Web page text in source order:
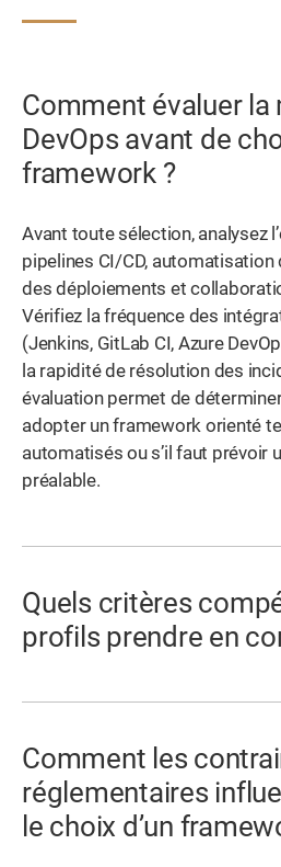
Comment évaluer la
DevOps avant de
framework ?
Avant toute sélection, analysez
pipelines CI/CD,
des déploiements et
Vérifiez la fréquence des
(Jenkins, GitLab CI, Azure
la rapidité de résolution des
évaluation permet de
adopter un framework orienté
automatisés ou s’il faut prévoir
préalable.
Quels critères
profils prendre en
Comment les
réglementaires
le choix d’un